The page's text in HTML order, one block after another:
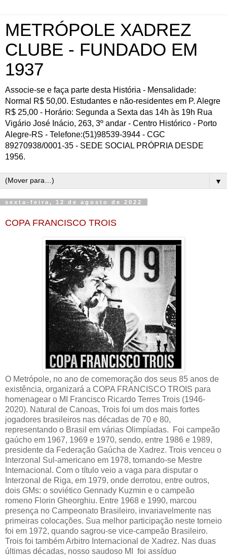
METRÓPOLE XADREZ
CLUBE - FUNDADO EM
1937
Associe-se e faça parte desta História - Mensalidade:
Normal R$ 50,00. Estudantes e não-residentes em P. Alegre
R$ 25,00 - Horário: Segunda a Sexta das 14h às 19h Rua
Vigário José Inácio, 263, 3º andar - Centro Histórico - Porto
Alegre-RS - Telefone:(51)98539-3944 - CGC
89270938/0001-35 - SEDE SOCIAL PRÓPRIA DESDE
1956.
▼
sexta-feira, 12 de agosto de 2022
COPA FRANCISCO TROIS
O Metrópole, no ano de comemoração dos seus 85 anos de
existência, organizará a COPA FRANCISCO TROIS para
homenagear o MI Francisco Ricardo Terres Trois (1946-
2020). Natural de Canoas, Trois foi um dos mais fortes
jogadores brasileiros nas décadas de 70 e 80,
representando o Brasil em várias Olimpíadas. Foi campeão
gaúcho em 1967, 1969 e 1970, sendo, entre 1986 e 1989,
presidente da Federação Gaúcha de Xadrez. Trois venceu o
Interzonal Sul-americano em 1978, tornando-se Mestre
Internacional. Com o título veio a vaga para disputar o
Interzonal de Riga, em 1979, onde derrotou, entre outros,
dois GMs: o soviético Gennady Kuzmin e o campeão
romeno Florin Gheorghiu. Entre 1968 e 1990, marcou
presença no Campeonato Brasileiro, invariavelmente nas
primeiras colocações. Sua melhor participação neste torneio
foi em 1972, quando sagrou-se vice-campeão Brasileiro.
Trois foi também Arbitro Internacional de Xadrez. Nas duas
últimas décadas, nosso saudoso MI foi assíduo